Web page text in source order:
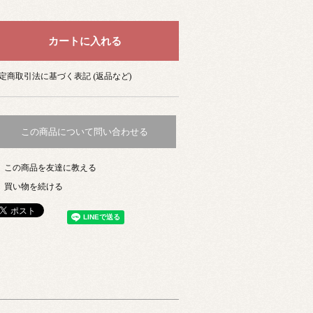
商取引法に基づく表記 (返品など)
この商品について問い合わせる
この商品を友達に教える
買い物を続ける